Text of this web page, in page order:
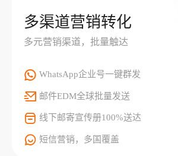
多渠道营销转化
多元营销渠道，批量触达
WhatsApp企业号一键群发
邮件EDM全球批量发送
线下邮寄宣传册100%送达
短信营销，多国覆盖